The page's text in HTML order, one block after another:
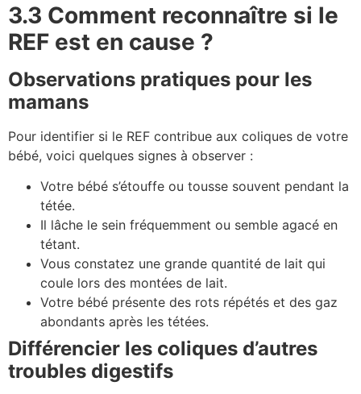
3.3 Comment reconnaître si le
REF est en cause ?
Observations pratiques pour les
mamans
Pour identifier si le REF contribue aux coliques de votre
bébé, voici quelques signes à observer :
Votre bébé s’étouffe ou tousse souvent pendant la
tétée.
Il lâche le sein fréquemment ou semble agacé en
tétant.
Vous constatez une grande quantité de lait qui
coule lors des montées de lait.
Votre bébé présente des rots répétés et des gaz
abondants après les tétées.
Différencier les coliques d’autres
troubles digestifs